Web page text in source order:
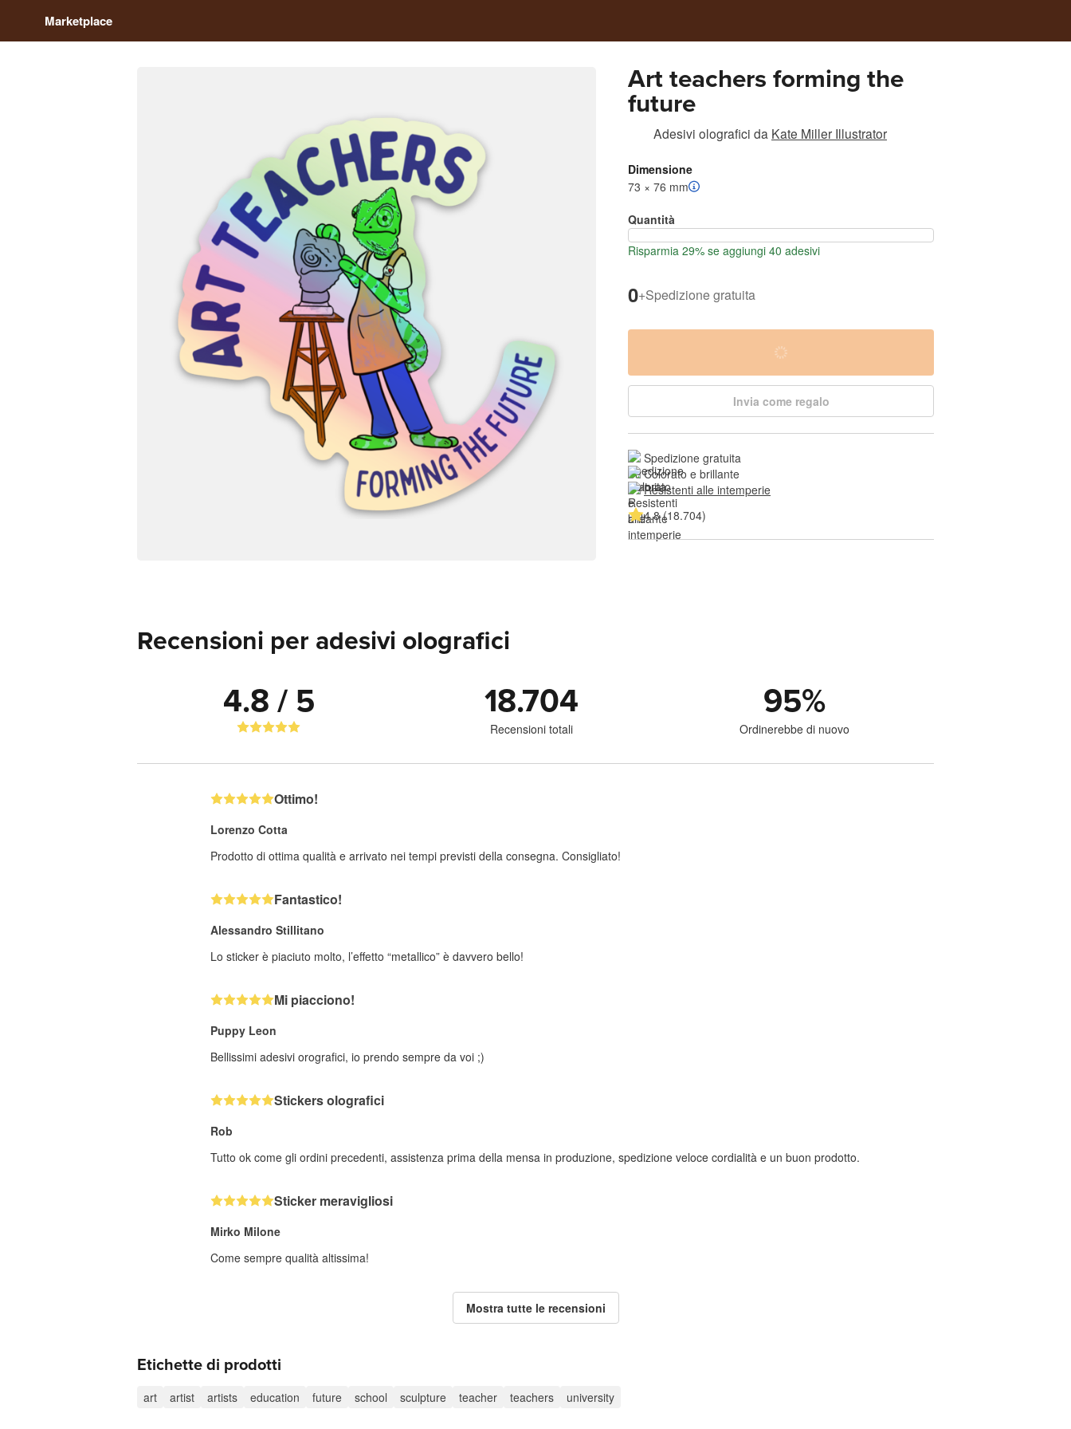
Marketplace
Art teachers forming the
future
Adesivi olografici da Kate Miller Illustrator
Dimensione
73 × 76 mm
Quantità
Risparmia 29% se aggiungi 40 adesivi
0+Spedizione gratuita
Invia come regalo
Spedizione gratuita
Colorato e brillante
Resistenti alle intemperie
4.8 (18.704)
Recensioni per adesivi olografici
4.8 / 5 18.704
Recensioni totali
95%
Ordinerebbe di nuovo
Ottimo!
Lorenzo Cotta
Prodotto di ottima qualità e arrivato nei tempi previsti della consegna. Consigliato!
Fantastico!
Alessandro Stillitano
Lo sticker è piaciuto molto, l’effetto “metallico” è davvero bello!
Mi piacciono!
Puppy Leon
Bellissimi adesivi orografici, io prendo sempre da voi ;)
Stickers olografici
Rob
Tutto ok come gli ordini precedenti, assistenza prima della mensa in produzione, spedizione veloce cordialità e un buon prodotto.
Sticker meravigliosi
Mirko Milone
Come sempre qualità altissima!
Mostra tutte le recensioni
Etichette di prodotti
art artist artists education future school sculpture teacher teachers university